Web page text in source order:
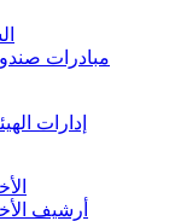
مبادرات
إدارات
أرشيف